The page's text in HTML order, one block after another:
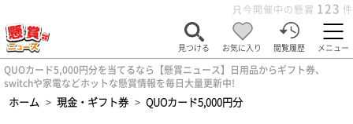
只今開催中の懸賞 123 件
見つける お気に入り 閲覧履歴 メニュー
QUOカード5,000円分を当てるなら【懸賞ニュース】日用品からギフト券、
switchや家電などホットな懸賞情報を毎日大量更新中!
ホーム > 現金・ギフト券 > QUOカード5,000円分